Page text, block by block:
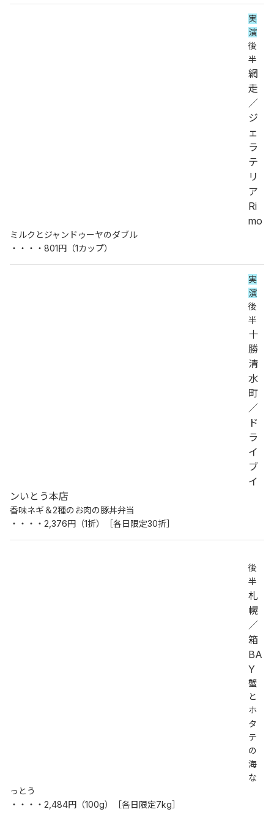
実
演
後
半
網
走
／
ジ
ェ
ラ
テ
リ
ア
Ri
mo
ミルクとジャンドゥーヤのダブル
・・・・801円（1カップ）
実
演
後
半
十
勝
清
水
町
／
ド
ラ
イ
ブ
イ
ンいとう本店
香味ネギ＆2種のお肉の豚丼弁当
・・・・2,376円（1折）［各日限定30折］
後
半
札
幌
／
箱
BA
Y
蟹
と
ホ
タ
テ
の
海
な
っとう
・・・・2,484円（100g）［各日限定7kg］